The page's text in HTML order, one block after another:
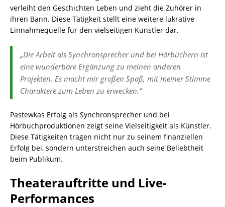
verleiht den Geschichten Leben und zieht die Zuhörer in
ihren Bann. Diese Tätigkeit stellt eine weitere lukrative
Einnahmequelle für den vielseitigen Künstler dar.
„Die Arbeit als Synchronsprecher und bei Hörbüchern ist
eine wunderbare Ergänzung zu meinen anderen
Projekten. Es macht mir großen Spaß, mit meiner Stimme
Charaktere zum Leben zu erwecken.“
Pastewkas Erfolg als Synchronsprecher und bei
Hörbuchproduktionen zeigt seine Vielseitigkeit als Künstler.
Diese Tätigkeiten tragen nicht nur zu seinem finanziellen
Erfolg bei, sondern unterstreichen auch seine Beliebtheit
beim Publikum.
Theaterauftritte und Live-
Performances